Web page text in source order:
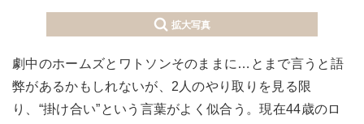
拡大写真
劇中のホームズとワトソンそのままに…とまで言うと語
弊があるかもしれないが、2人のやり取りを見る限
り、“掛け合い”という言葉がよく似合う。現在44歳のロ